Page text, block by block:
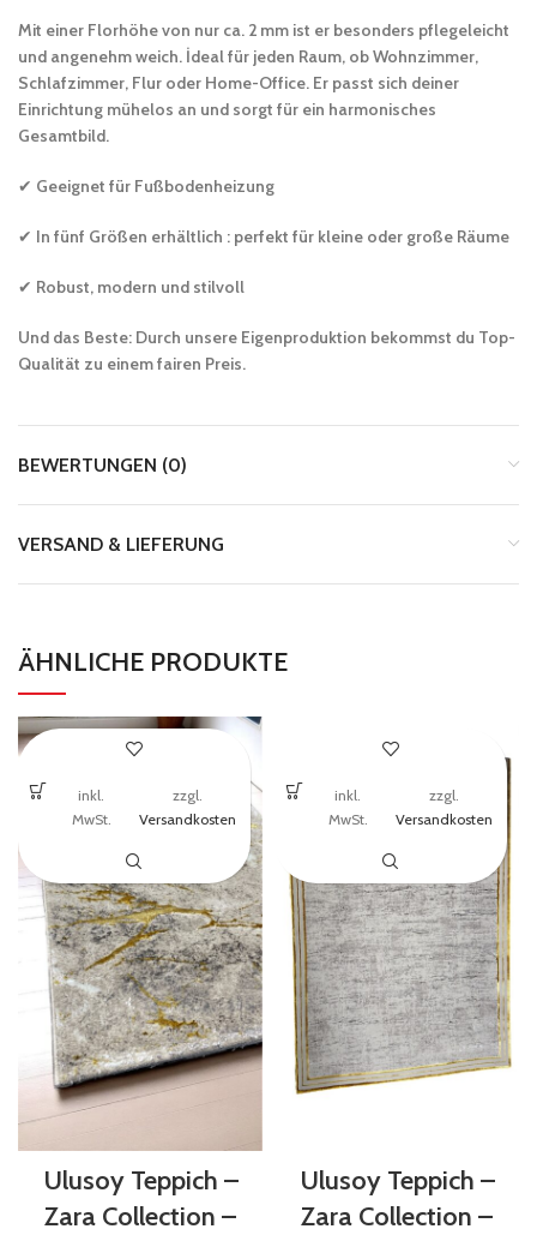
Mit einer Florhöhe von nur ca. 2 mm ist er besonders pflegeleicht
und angenehm weich. İdeal für jeden Raum, ob Wohnzimmer,
Schlafzimmer, Flur oder Home-Office. Er passt sich deiner
Einrichtung mühelos an und sorgt für ein harmonisches
Gesamtbild.
✔ Geeignet für Fußbodenheizung
✔ In fünf Größen erhältlich : perfekt für kleine oder große Räume
✔ Robust, modern und stilvoll
Und das Beste: Durch unsere Eigenproduktion bekommst du Top-
Qualität zu einem fairen Preis.
BEWERTUNGEN (0)
VERSAND & LIEFERUNG
ÄHNLICHE PRODUKTE
Ulusoy Teppich –
Zara Collection –
inkl.
MwSt.
zzgl.
Versandkosten
Ulusoy Teppich –
Zara Collection –
inkl.
MwSt.
zzgl.
Versandkosten